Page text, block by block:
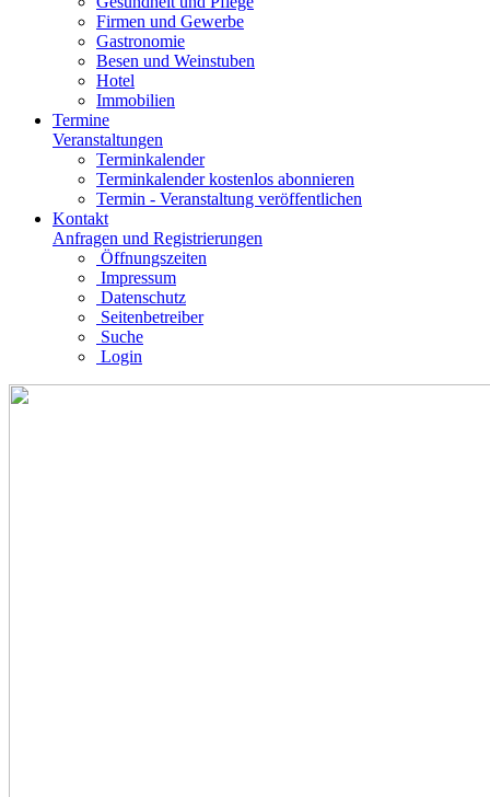
Firmen und Gewerbe
Gastronomie
Besen und Weinstuben
Hotel
Immobilien
Termine
Veranstaltungen
Terminkalender
Terminkalender kostenlos abonnieren
Termin - Veranstaltung veröffentlichen
Kontakt
Anfragen und Registrierungen
Öffnungszeiten
Impressum
Datenschutz
Seitenbetreiber
Suche
Login